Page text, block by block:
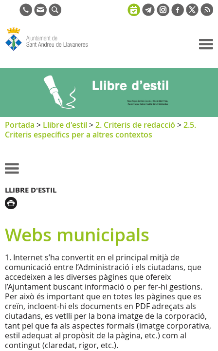
de Sant
Andreu de
Llavaneres
Portada > Llibre d'estil>2. Criteris de redacció >2.5.
Criteris específics per a altres contextos
LLIBRE D'ESTIL
Webs municipals
1. Internet s’ha convertit en el principal mitjà de
comunicació entre l’Administració i els ciutadans, que
accedeixen a les diverses pàgines que ofereix
l’Ajuntament buscant informació o per fer-hi gestions.
Per això és important que en totes les pàgines que es
creïn, incloent-hi els documents en PDF adreçats als
ciutadans, es vetlli per la bona imatge de la corporació,
tant pel que fa als aspectes formals (imatge corporativa,
estil adequat al propòsit de la pàgina, etc.) com al
contingut (claredat, rigor, etc.).